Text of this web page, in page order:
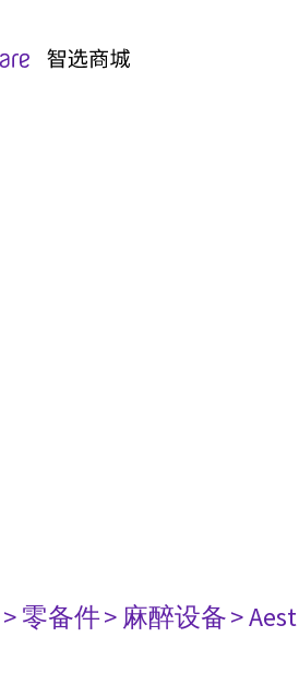
> 零备件> 麻醉设备>